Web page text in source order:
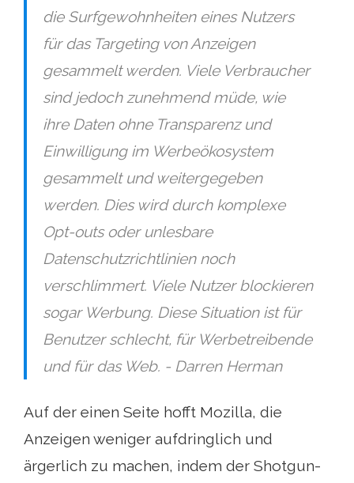
die Surfgewohnheiten eines Nutzers
für das Targeting von Anzeigen
gesammelt werden. Viele Verbraucher
sind jedoch zunehmend müde, wie
ihre Daten ohne Transparenz und
Einwilligung im Werbeökosystem
gesammelt und weitergegeben
werden. Dies wird durch komplexe
Opt-outs oder unlesbare
Datenschutzrichtlinien noch
verschlimmert. Viele Nutzer blockieren
sogar Werbung. Diese Situation ist für
Benutzer schlecht, für Werbetreibende
und für das Web. - Darren Herman
Auf der einen Seite hofft Mozilla, die
Anzeigen weniger aufdringlich und
ärgerlich zu machen, indem der Shotgun-